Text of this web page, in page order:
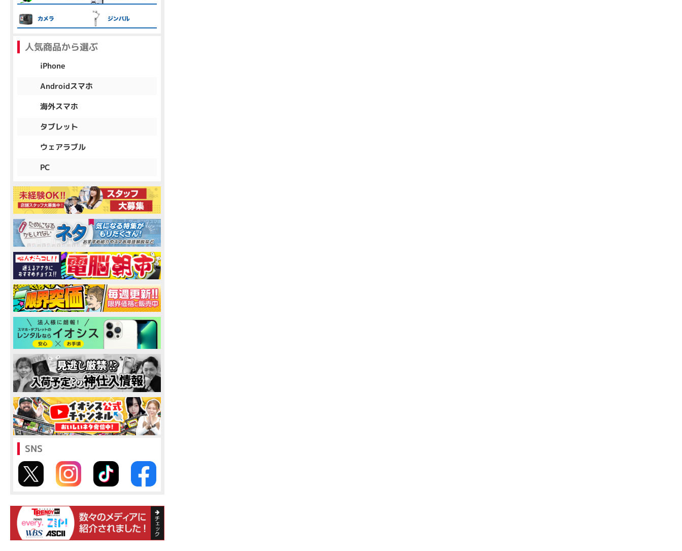
人気商品から選ぶ
iPhone
Androidスマホ
海外スマホ
タブレット
ウェアラブル
PC
SNS
各項目のチェックボックスは「or検索」となります。